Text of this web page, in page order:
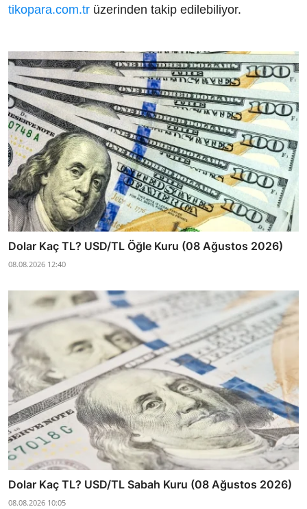
tikopara.com.tr üzerinden takip edilebiliyor.
Dolar Kaç TL? USD/TL Öğle Kuru (08 Ağustos 2026)
08.08.2026 12:40
Dolar Kaç TL? USD/TL Sabah Kuru (08 Ağustos 2026)
08.08.2026 10:05